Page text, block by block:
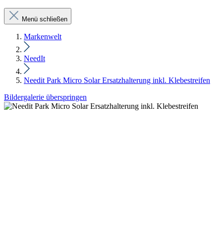
Menü schließen
Markenwelt
NeedIt
Needit Park Micro Solar Ersatzhalterung inkl. Klebestreifen
Bildergalerie überspringen